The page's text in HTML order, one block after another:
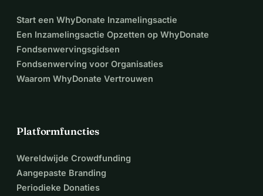
Start een WhyDonate Inzamelingsactie
Een Inzamelingsactie Opzetten op WhyDonate
Fondsenwervingsgidsen
Fondsenwerving voor Organisaties
Waarom WhyDonate Vertrouwen
Platformfuncties
Wereldwijde Crowdfunding
Aangepaste Branding
Periodieke Donaties